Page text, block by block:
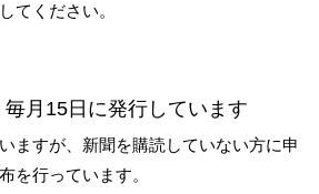
てください。
月15日に発行しています
ますが、新聞を購読していない方に申
を行っています。